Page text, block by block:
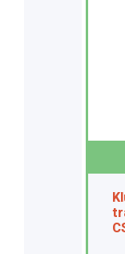
Klucz z